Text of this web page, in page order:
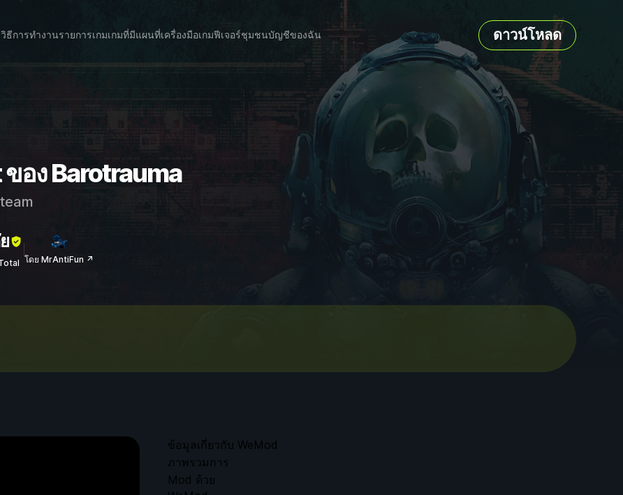
วิธีการทำงานรายการเกมเกมที่มีแผนที่เครื่องมือเกมฟีเจอร์ชุมชนบัญชีของฉัน ดาวน์โหลด
อง Barotrauma
โดย MrAntiFun ↗
ข้อมูลเกี่ยวกับ WeMod
ภาพรวมการ
Mod ด้วย